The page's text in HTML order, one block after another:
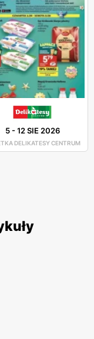
5-12 SIE 2026
DELIKATESY CENTRUM